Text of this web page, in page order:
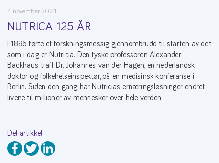
4 november 2021
NUTRICA 125 ÅR
I 1896 førte et forskningsmessig gjennombrudd til starten av det
som i dag er Nutricia. Den tyske professoren Alexander
Backhaus traff Dr. Johannes van der Hagen, en nederlandsk
doktor og folkehelseinspektør, på en medisinsk konferanse i
Berlin. Siden den gang har Nutricias ernæringsløsninger endret
livene til millioner av mennesker over hele verden.
Del artikkel